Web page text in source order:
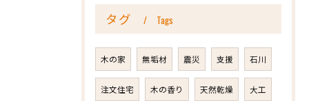
タグ Tags
木の家 無垢材 震災 支援 石川
注文住宅 木の香り 天然乾燥 大工